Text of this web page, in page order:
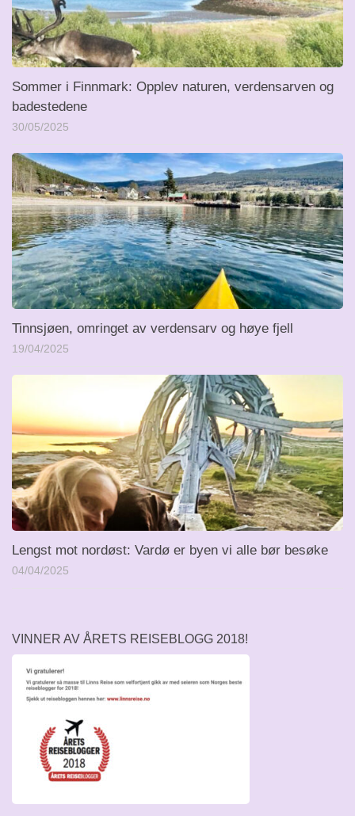
Sommer i Finnmark: Opplev naturen, verdensarven og
badestedene
30/05/2025
Tinnsjøen, omringet av verdensarv og høye fjell
19/04/2025
Lengst mot nordøst: Vardø er byen vi alle bør besøke
04/04/2025
VINNER AV ÅRETS REISEBLOGG 2018!